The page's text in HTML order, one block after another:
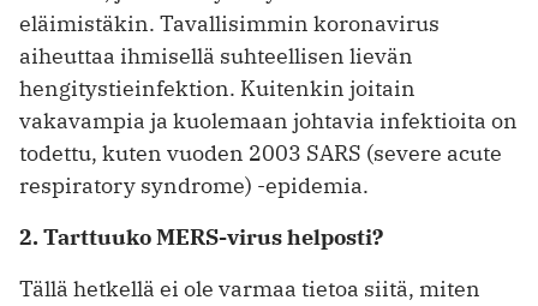
eläimistäkin. Tavallisimmin koronavirus
aiheuttaa ihmisellä suhteellisen lievän
hengitystieinfektion. Kuitenkin joitain
vakavampia ja kuolemaan johtavia infektioita on
todettu, kuten vuoden 2003 SARS (severe acute
respiratory syndrome) -epidemia.
2. Tarttuuko MERS-virus helposti?
Tällä hetkellä ei ole varmaa tietoa siitä, miten